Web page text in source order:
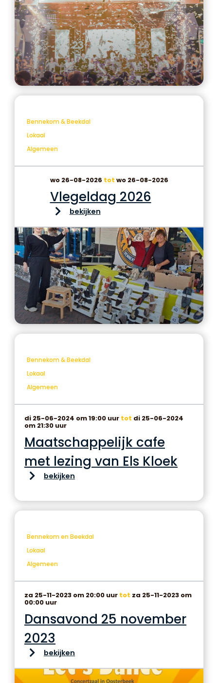
Bennekom & Beekdal
Lokaal
Algemeen
wo 26-08-2026 tot wo 26-08-2026
Vlegeldag 2026
bekijken
Bennekom & Beekdal
Lokaal
Algemeen
di 25-06-2024 om 19:00 uur tot di 25-06-2024
om 21:30 uur
Maatschappelijk cafe
met lezing van Els Kloek
bekijken
Bennekom en Beekdal
Lokaal
Algemeen
za 25-11-2023 om 20:00 uur tot za 25-11-2023 om
00:00 uur
Dansavond 25 november
2023
bekijken